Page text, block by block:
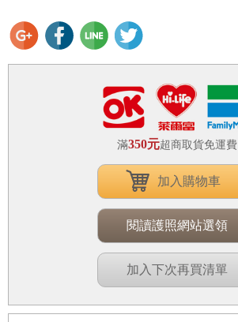
滿350元超商取貨免運費
加入購物車
閱讀護照網站選領
加入下次再買清單